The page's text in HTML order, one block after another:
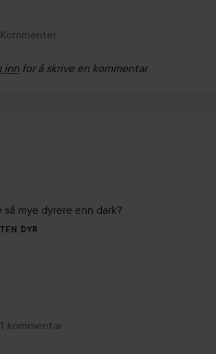
Kommenter
inn for å skrive en kommentar
ble opprettet 1 år
mye dyrere enn dark?
DYR
1 kommentar